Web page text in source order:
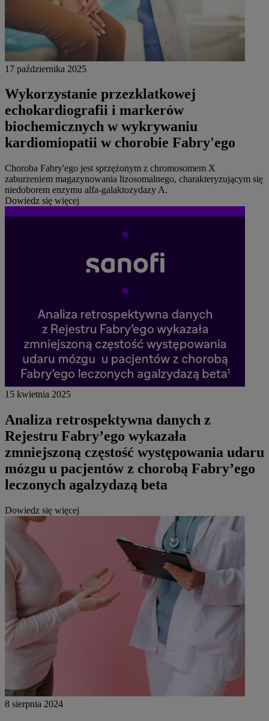
17 października 2025
Wykorzystanie przezklatkowej
echokardiografii i markerów
biochemicznych w wykrywaniu
kardiomiopatii w chorobie Fabry'ego
Choroba Fabry'ego jest sprzężonym z chromosomem X
zaburzeniem magazynowania lizosomalnego, charakteryzującym się
niedoborem enzymu alfa-galaktozydazy A.
Dowiedz się więcej
15 kwietnia 2025
Analiza retrospektywna danych z
Rejestru Fabry’ego wykazała
zmniejszoną częstość występowania udaru
mózgu u pacjentów z chorobą Fabry’ego
leczonych agalzydazą beta
Dowiedz się więcej
8 sierpnia 2024